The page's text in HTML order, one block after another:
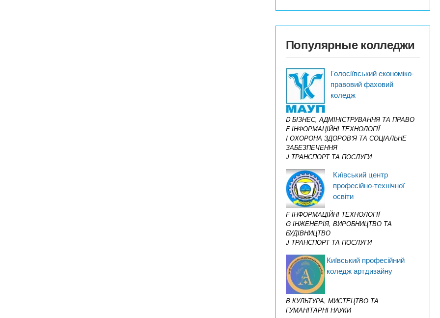
Популярные колледжи
Голосіївський економіко-
правовий фаховий
коледж
D БІЗНЕС, АДМІНІСТРУВАННЯ ТА ПРАВО
F ІНФОРМАЦІЙНІ ТЕХНОЛОГІЇ
I ОХОРОНА ЗДОРОВ’Я ТА СОЦІАЛЬНЕ
ЗАБЕЗПЕЧЕННЯ
J ТРАНСПОРТ ТА ПОСЛУГИ
Київський центр
професійно-технічної
освіти
F ІНФОРМАЦІЙНІ ТЕХНОЛОГІЇ
G ІНЖЕНЕРІЯ, ВИРОБНИЦТВО ТА
БУДІВНИЦТВО
J ТРАНСПОРТ ТА ПОСЛУГИ
Київський професійний
коледж артдизайну
B КУЛЬТУРА, МИСТЕЦТВО ТА
ГУМАНІТАРНІ НАУКИ